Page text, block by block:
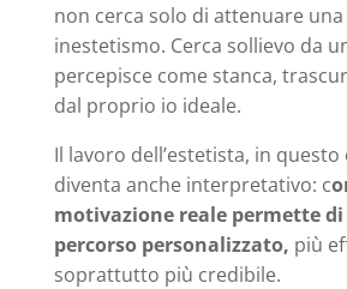
non cerca solo di attenuare
inestetismo. Cerca sollievo da
percepisce come stanca,
dal proprio io ideale.
Il lavoro dell’estetista, in
diventa anche interpretativo: c
motivazione reale permette
percorso personalizzato, più
soprattutto più credibile.